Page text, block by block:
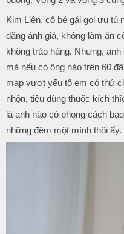
Kim Liên, cô bé gái gọi ưu tú
đăng ảnh giả, không làm ăn
không tráo hàng. Nhưng,
mà nếu có ông nào trên 60
mạp vượt yếu tố em có thứ
nhộn, tiêu dùng thuốc kích
là anh nào có phong cách
những đêm một mình thôi ấy.